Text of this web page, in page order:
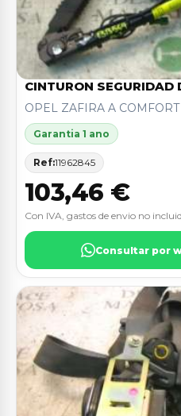
CINTURON SEGURIDAD
OPEL ZAFIRA A COMFORT
Garantia 1 ano
Ref:11962845
103,46 €
Con IVA, gastos de envio no
Consultar por